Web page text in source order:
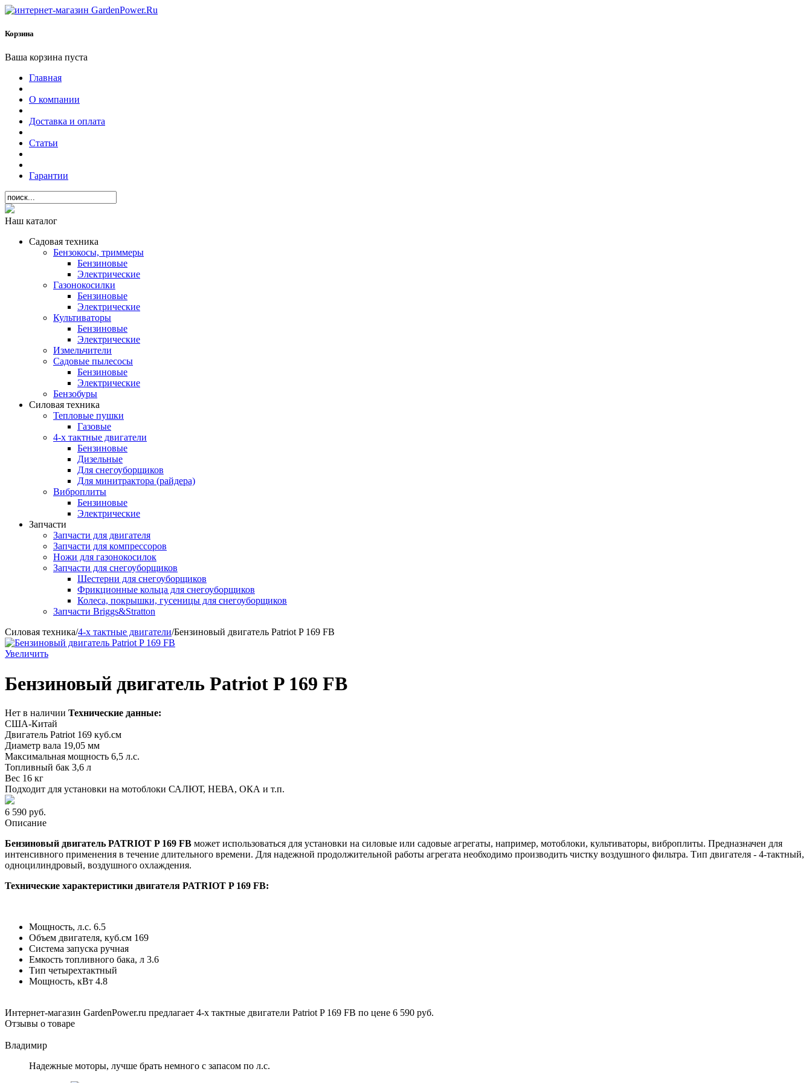
Корзина
Ваша корзина пуста
Главная
О компании
Доставка и оплата
Статьи
Гарантии
Наш каталог
Садовая техника
Бензокосы, триммеры
Бензиновые
Электрические
Газонокосилки
Бензиновые
Электрические
Культиваторы
Бензиновые
Электрические
Измельчители
Садовые пылесосы
Бензиновые
Электрические
Бензобуры
Силовая техника
Тепловые пушки
Газовые
4-х тактные двигатели
Бензиновые
Дизельные
Для снегоуборщиков
Для минитрактора (райдера)
Виброплиты
Бензиновые
Электрические
Запчасти
Запчасти для двигателя
Запчасти для компрессоров
Ножи для газонокосилок
Запчасти для снегоуборщиков
Шестерни для снегоуборщиков
Фрикционные кольца для снегоуборщиков
Колеса, покрышки, гусеницы для снегоуборщиков
Запчасти Briggs&Stratton
Силовая техника/4-х тактные двигатели/Бензиновый двигатель Patriot P 169 FB
Увеличить
Бензиновый двигатель Patriot P 169 FB
Нет в наличии Технические данные:
США-Китай
Двигатель Patriot 169 куб.см
Диаметр вала 19,05 мм
Максимальная мощность 6,5 л.с.
Топливный бак 3,6 л
Вес 16 кг
Подходит для установки на мотоблоки САЛЮТ, НЕВА, ОКА и т.п.
6 590 руб.
Описание
Бензиновый двигатель PATRIOT P 169 FB может использоваться для установки на силовые или садовые агрегаты, например, мотоблоки, культиваторы, виброплиты. Предназначен для
интенсивного применения в течение длительного времени. Для надежной продолжительной работы агрегата необходимо производить чистку воздушного фильтра. Тип двигателя - 4-тактный,
одноцилиндровый, воздушного охлаждения.
Технические характеристики двигателя PATRIOT P 169 FB:
Мощность, л.с. 6.5
Объем двигателя, куб.см 169
Система запуска ручная
Емкость топливного бака, л 3.6
Тип четырехтактный
Мощность, кВт 4.8
Интернет-магазин GardenPower.ru предлагает 4-х тактные двигатели Patriot P 169 FB по цене 6 590 руб.
Отзывы о товаре
Владимир
Надежные моторы, лучше брать немного с запасом по л.с.